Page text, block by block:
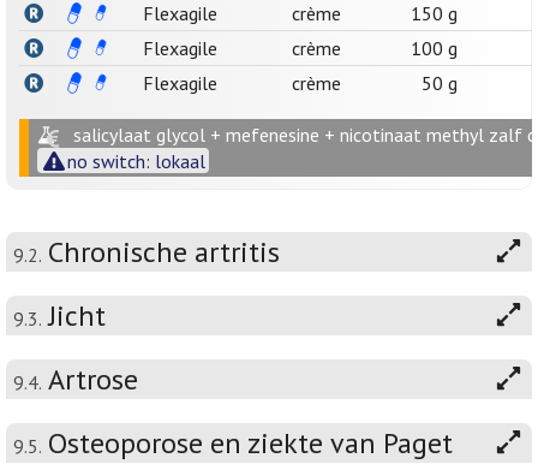
Flexagile crème
150 g
Flexagile
crème
100 g
Flexagile
crème 50 g
salicylaat glycol + mefenesine + nicotinaat methyl zalf
no switch: lokaal
9.2. Chronische artritis
9.3. Jicht
9.4. Artrose
9.5. Osteoporose en ziekte van Paget